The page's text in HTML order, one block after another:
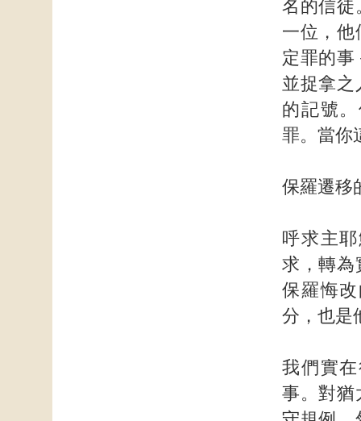
名的信徒
一位，他
定罪的事
並捉拿之
的記號
罪。當你
保羅遷移
呼求主
求，轉為
保羅悔
分，也是
我們實
事。對猶